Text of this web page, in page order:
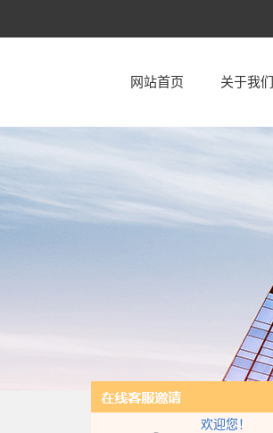
欢迎您！
网站首页 关于我们